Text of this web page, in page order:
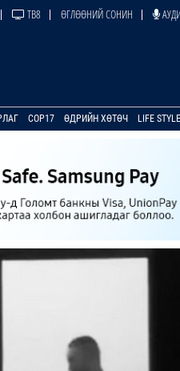
ТВ8 ӨГЛӨӨНИЙ СОНИН
COP17 ӨДРИЙН ХӨТӨЧ LIFE STYLE